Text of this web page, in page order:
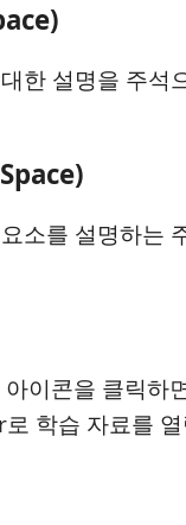
한 설명을 주석
소를 설명하는
아이콘을 클릭하
학습 자료를